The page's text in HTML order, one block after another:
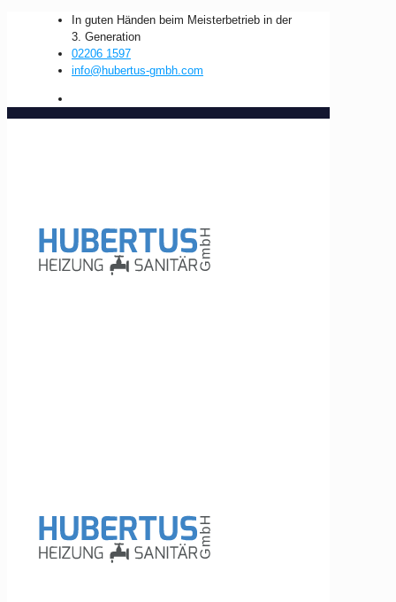
In guten Händen beim Meisterbetrieb in der
3. Generation
02206 1597
info@hubertus-gmbh.com